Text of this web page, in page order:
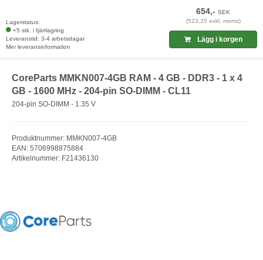
Lagerstatus:
+5 stk. i fjärrlagring
Leveranstid: 3-4 arbetsdagar
Mer leveransinformation
654,-SEK
(523,20 exkl. moms)
Lägg i korgen
CoreParts MMKN007-4GB RAM - 4 GB - DDR3 - 1 x 4
GB - 1600 MHz - 204-pin SO-DIMM - CL11
204-pin SO-DIMM - 1.35 V
Produktnummer: MMKN007-4GB
EAN: 5706998875884
Artikelnummer: F21436130